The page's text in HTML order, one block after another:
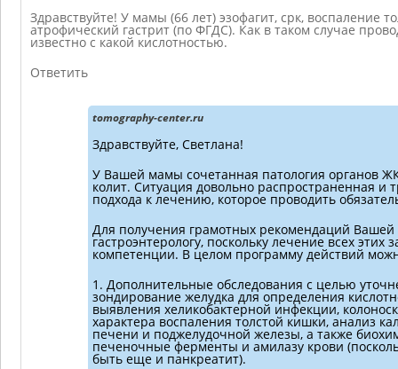
Здравствуйте! У мамы (66 лет) эзофагит, срк, воспаление
атрофический гастрит (по ФГДС). Как в таком случае
известно с какой кислотностью.
Ответить
tomography-center.ru
Здравствуйте, Светлана!
У Вашей мамы сочетанная патология органов
колит. Ситуация довольно распространенная и
подхода к лечению, которое проводить
Для получения грамотных рекомендаций Вашей
гастроэнтерологу, поскольку лечение всех этих
компетенции. В целом программу действий
1. Дополнительные обследования с целью
зондирование желудка для определения
выявления хеликобактерной инфекции,
характера воспаления толстой кишки, анализ
печени и поджелудочной железы, а также
печеночные ферменты и амилазу крови
быть еще и панкреатит).